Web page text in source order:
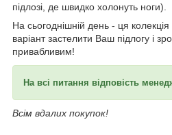
підлозі, де швидко холонуть ноги).
На сьогоднішній день - ця
варіант застелити Ваш підлогу і
привабливим!
На всі питання відповість
Всім вдалих покупок!